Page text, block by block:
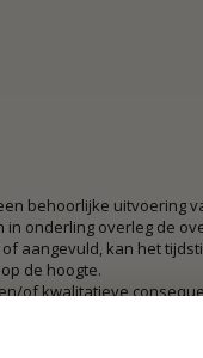
behoorlijke uitvoering
onderling overleg de
aangevuld, kan het
de hoogte.
of kwalitatieve
aan in hoeverre